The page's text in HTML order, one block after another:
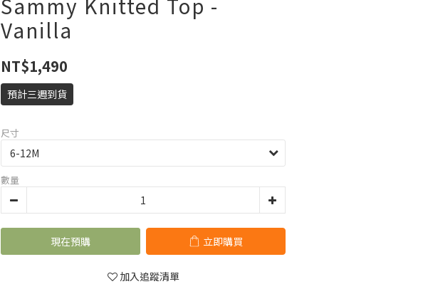
Sammy Knitted Top -
Vanilla
NT$1,490
預計三週到貨
尺寸
數量
現在預購 立即購買
加入追蹤清單